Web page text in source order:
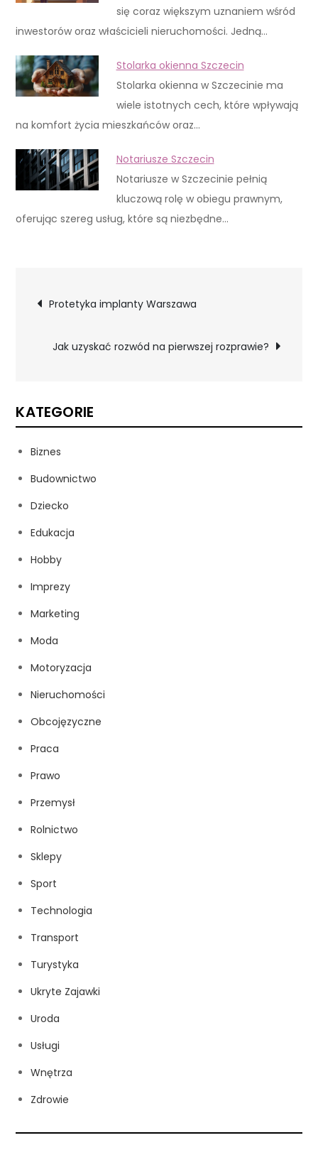
się coraz większym uznaniem wśród
inwestorów oraz właścicieli nieruchomości. Jedną…
Stolarka okienna Szczecin
Stolarka okienna w Szczecinie ma
wiele istotnych cech, które wpływają
na komfort życia mieszkańców oraz…
Notariusze Szczecin
Notariusze w Szczecinie pełnią
kluczową rolę w obiegu prawnym,
oferując szereg usług, które są niezbędne…
Nawigacja
wpisu
Protetyka implanty Warszawa
Jak uzyskać rozwód na pierwszej rozprawie?
KATEGORIE
Biznes
Budownictwo
Dziecko
Edukacja
Hobby
Imprezy
Marketing
Moda
Motoryzacja
Nieruchomości
Obcojęzyczne
Praca
Prawo
Przemysł
Rolnictwo
Sklepy
Sport
Technologia
Transport
Turystyka
Ukryte Zajawki
Uroda
Usługi
Wnętrza
Zdrowie